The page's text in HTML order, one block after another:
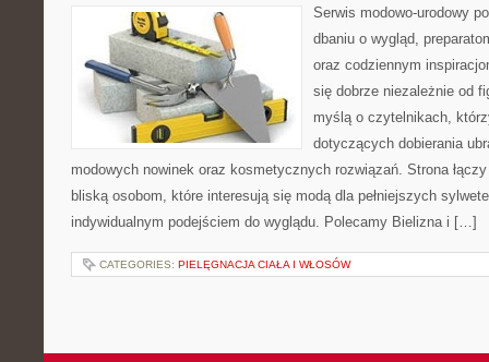
Serwis modowo-urodowy
dbaniu o wygląd,
oraz codziennym
się dobrze niezależnie od
myślą o czytelnikach,
dotyczących dobierania
modowych nowinek oraz kosmetycznych rozwiązań. Strona
bliską osobom, które interesują się modą dla pełniejszych
indywidualnym podejściem do wyglądu. Polecamy Bielizna i […]
CATEGORIES: PIELĘGNACJA CIAŁA I WŁOSÓW